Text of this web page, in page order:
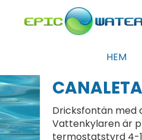
HEM
Dricksfontän med
Vattenkylaren är
termostatstyrd 4-